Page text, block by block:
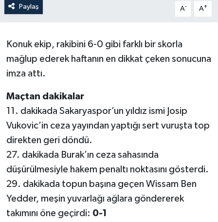
Paylaş A- A+
Konuk ekip, rakibini 6-0 gibi farklı bir skorla
mağlup ederek haftanın en dikkat çeken sonucuna
imza attı.
Maçtan dakikalar
11. dakikada Sakaryaspor’un yıldız ismi Josip
Vukovic’in ceza yayından yaptığı sert vuruşta top
direkten geri döndü.
27. dakikada Burak’ın ceza sahasında
düşürülmesiyle hakem penaltı noktasını gösterdi.
29. dakikada topun başına geçen Wissam Ben
Yedder, meşin yuvarlağı ağlara göndererek
takımını öne geçirdi: 0-1